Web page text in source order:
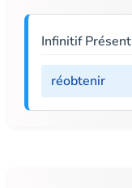
Infinitif Présent
réobtenir